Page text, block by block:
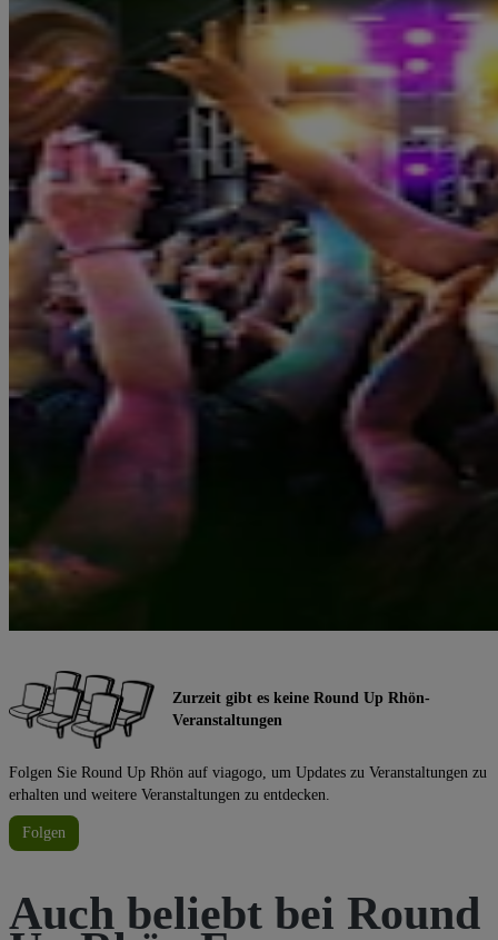
Zurzeit gibt es keine Round Up Rhön-
Veranstaltungen
Folgen Sie Round Up Rhön auf viagogo, um Updates zu Veranstaltungen zu
erhalten und weitere Veranstaltungen zu entdecken.
Folgen
Auch beliebt bei Round